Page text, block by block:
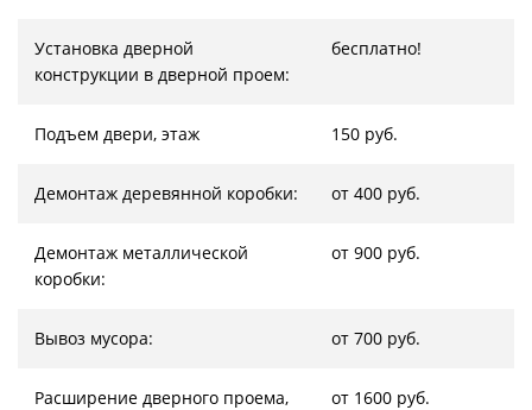
Установка дверной
конструкции в дверной проем:
бесплатно!
Подъем двери, этаж 150 руб.
Демонтаж деревянной коробки: от 400 руб.
Демонтаж металлической
коробки:
от 900 руб.
Вывоз мусора: от 700 руб.
Расширение дверного проема,
от 1600 руб.